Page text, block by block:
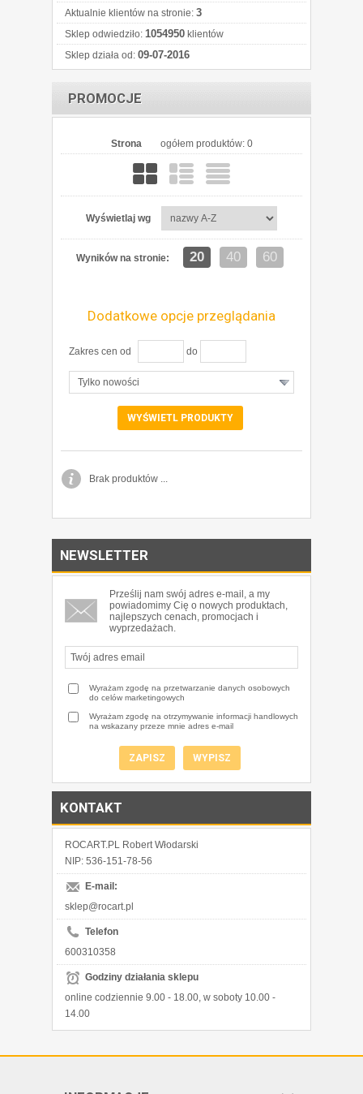
Aktualnie klientów na stronie: 3
Sklep odwiedziło: 1054950 klientów
Sklep działa od: 09-07-2016
PROMOCJE
Strona ogółem produktów: 0
Wyświetlaj wg
Wyników na stronie: 20 40 60
Dodatkowe opcje przeglądania
Zakres cen od do
Tylko nowości
Brak produktów ...
NEWSLETTER
Prześlij nam swój adres e-mail, a my
powiadomimy Cię o nowych produktach,
najlepszych cenach, promocjach i
wyprzedażach.
Wyrażam zgodę na przetwarzanie danych osobowych
do celów marketingowych
Wyrażam zgodę na otrzymywanie informacji handlowych
na wskazany przeze mnie adres e-mail
KONTAKT
ROCART.PL Robert Włodarski
NIP: 536-151-78-56
E-mail:
sklep@rocart.pl
Telefon
600310358
Godziny działania sklepu
online codziennie 9.00 - 18.00, w soboty 10.00 -
14.00